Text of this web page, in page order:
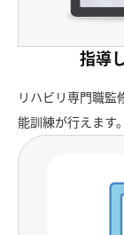
指導
リハビリ専門職監
能訓練が行えます。